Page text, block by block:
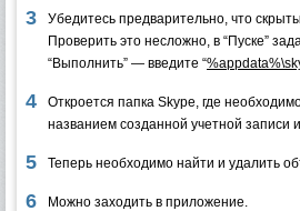
Убедитесь предварительно, что
Проверить это несложно, в “Пуске”
“Выполнить” — введите “
Откроется папка Skype, где
названием созданной учетной записи
Теперь необходимо найти и удалить
Можно заходить в приложение.